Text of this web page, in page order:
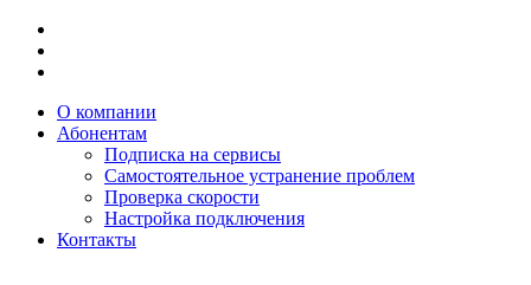
О компании
Абонентам
Подписка на сервисы
Самостоятельное устранение проблем
Проверка скорости
Настройка подключения
Контакты